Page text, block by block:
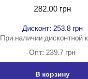
282,00 грн
Дисконт: 253.8 грн
При наличии дисконтной
Опт: 239.7 грн
В корзину